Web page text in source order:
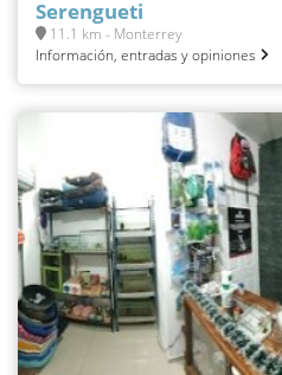
Serengueti
11.1 km - Monterrey
Información, entradas y opiniones